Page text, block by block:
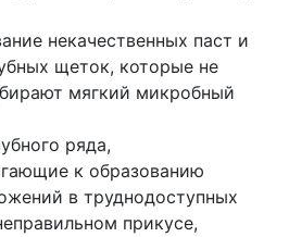
некачественных паст и
щеток, которые не
мягкий микробный
ряда,
к образованию
в труднодоступных
прикусе,